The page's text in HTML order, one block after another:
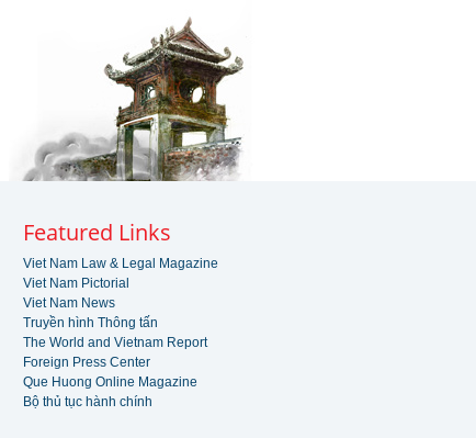
Featured Links
Viet Nam Law & Legal Magazine
Viet Nam Pictorial
Viet Nam News
Truyền hình Thông tấn
The World and Vietnam Report
Foreign Press Center
Que Huong Online Magazine
Bộ thủ tục hành chính